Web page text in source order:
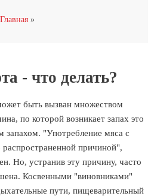
Главная
- что делать?
быть вызван множеством
по которой возникает запах это
запахом. "Употребление мяса с
распространенной причиной",
Но, устранив эту причину, часто
Косвенными "виновниками"
пути, пищеварительный